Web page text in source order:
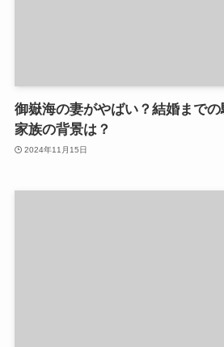
御嶽海の妻がやばい？結婚まで
家族の背景は？
2024年11月15日